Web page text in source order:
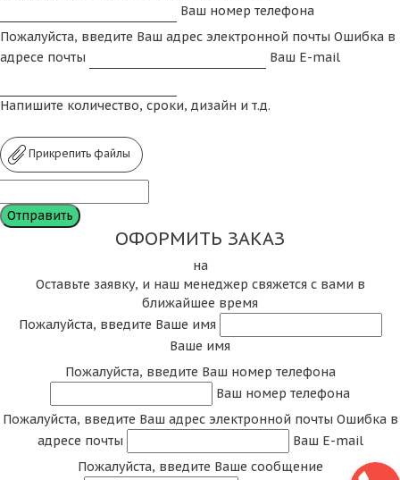
Ваш номер телефона
Пожалуйста, введите Ваш адрес электронной почты Ошибка в
адресе почты
Ваш E-mail
Напишите количество, сроки, дизайн и т.д.
Прикрепить файлы
ОФОРМИТЬ ЗАКАЗ
на
Оставьте заявку, и наш менеджер свяжется с вами в
ближайшее время
Пожалуйста, введите Ваше имя
Ваше имя
Пожалуйста, введите Ваш номер телефона
Ваш номер телефона
Пожалуйста, введите Ваш адрес электронной почты Ошибка в
адресе почты
Ваш E-mail
Пожалуйста, введите Ваше сообщение